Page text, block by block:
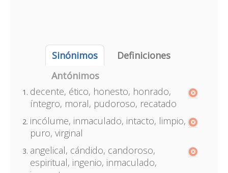
Sinónimos
Definiciones
Antónimos
decente, ético, honesto, honrado,
íntegro, moral, pudoroso, recatado
incólume, inmaculado, intacto, limpio,
puro, virginal
angelical, cándido, candoroso,
espiritual, ingenio, inmaculado,